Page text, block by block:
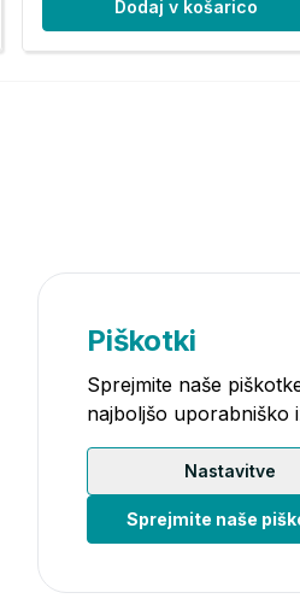
Dodaj v košarico
Piškotki
Sprejmite naše
najboljšo uporabniško
Nastavitve
Sprejmite naše